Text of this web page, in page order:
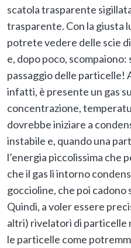
scatola trasparente
trasparente. Con la giusta
potrete vedere delle scie
e, dopo poco,
passaggio delle particelle!
infatti, è presente un gas
concentrazione,
dovrebbe iniziare a
instabile e, quando una
l’energia piccolissima che
che il gas lì intorno
goccioline, che poi
Quindi, a voler essere
altri) rivelatori di particelle
le particelle come